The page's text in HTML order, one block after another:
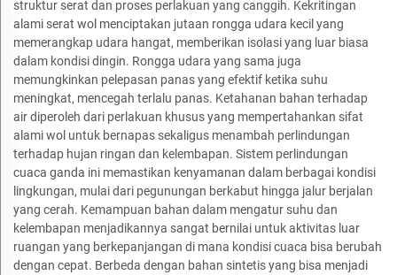
struktur serat dan proses perlakuan yang canggih. Kekritingan
alami serat wol menciptakan jutaan rongga udara kecil yang
memerangkap udara hangat, memberikan isolasi yang luar biasa
dalam kondisi dingin. Rongga udara yang sama juga
memungkinkan pelepasan panas yang efektif ketika suhu
meningkat, mencegah terlalu panas. Ketahanan bahan terhadap
air diperoleh dari perlakuan khusus yang mempertahankan sifat
alami wol untuk bernapas sekaligus menambah perlindungan
terhadap hujan ringan dan kelembapan. Sistem perlindungan
cuaca ganda ini memastikan kenyamanan dalam berbagai kondisi
lingkungan, mulai dari pegunungan berkabut hingga jalur berjalan
yang cerah. Kemampuan bahan dalam mengatur suhu dan
kelembapan menjadikannya sangat bernilai untuk aktivitas luar
ruangan yang berkepanjangan di mana kondisi cuaca bisa berubah
dengan cepat. Berbeda dengan bahan sintetis yang bisa menjadi